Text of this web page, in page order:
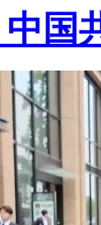
中国